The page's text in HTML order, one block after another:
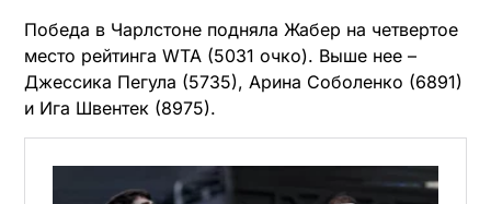
Победа в Чарлстоне подняла Жабер на четвертое
место рейтинга WTA (5031 очко). Выше нее –
Джессика Пегула (5735), Арина Соболенко (6891)
и Ига Швентек (8975).